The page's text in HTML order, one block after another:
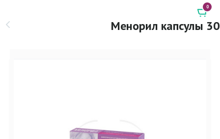
Менорил капсулы 30
0